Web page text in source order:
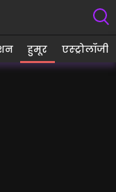
हुमूर एस्ट्रोलॉजी